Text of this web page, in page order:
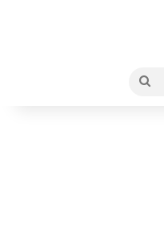
بحث